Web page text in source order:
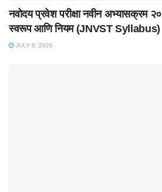
नवोदय प्रवेश परीक्षा नवीन अभ्यासक्रम
स्वरूप आणि नियम (JNVST Syllabus)
JULY 6, 2026